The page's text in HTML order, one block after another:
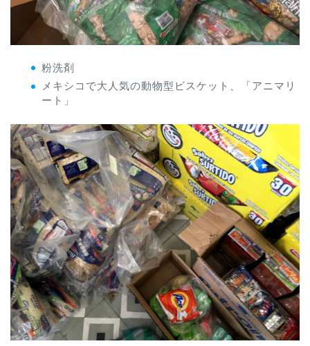
粉洗剤
メキシコで大人気の動物型ビスケット、「アニマリ
ート」